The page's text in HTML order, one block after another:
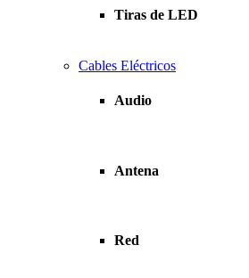
Tiras de LED
Cables Eléctricos
Audio
Antena
Red